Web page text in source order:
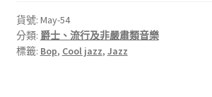
&
Chet
Baker：
貨號: May-54
分類: 爵士、流行及非嚴肅類音樂
標籤: Bop, Cool jazz, Jazz